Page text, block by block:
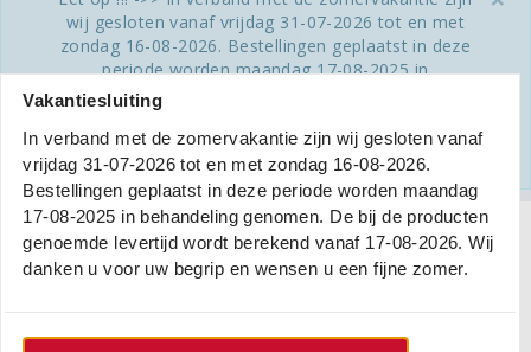
wij gesloten vanaf vrijdag 31-07-2026 tot en met
zondag 16-08-2026. Bestellingen geplaatst in deze
periode worden maandag 17-08-2025 in
behandeling genomen. De bij de producten
genoemde levertijd wordt berekend vanaf 17-08-
2026. Wij danken u voor uw begrip en wensen u
een fijne zomer.
Terug naar Homepage|Alphaflex
Vakantiesluiting
In verband met de zomervakantie zijn wij gesloten vanaf
vrijdag 31-07-2026 tot en met zondag 16-08-2026.
Bestellingen geplaatst in deze periode worden maandag
17-08-2025 in behandeling genomen. De bij de producten
genoemde levertijd wordt berekend vanaf 17-08-2026. Wij
danken u voor uw begrip en wensen u een fijne zomer.